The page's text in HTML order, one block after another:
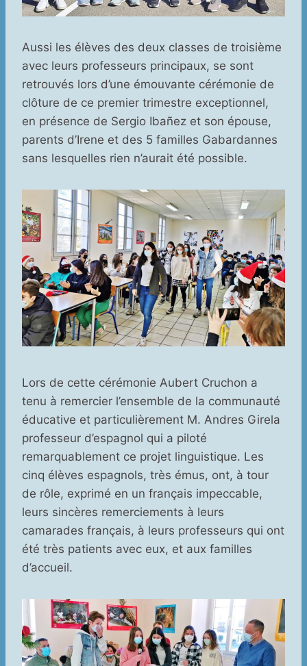
Aussi les élèves des deux classes de troisième
avec leurs professeurs principaux, se sont
retrouvés lors d’une émouvante cérémonie de
clôture de ce premier trimestre exceptionnel,
en présence de Sergio Ibañez et son épouse,
parents d’Irene et des 5 familles Gabardannes
sans lesquelles rien n’aurait été possible.
Lors de cette cérémonie Aubert Cruchon a
tenu à remercier l’ensemble de la communauté
éducative et particulièrement M. Andres Girela
professeur d’espagnol qui a piloté
remarquablement ce projet linguistique. Les
cinq élèves espagnols, très émus, ont, à tour
de rôle, exprimé en un français impeccable,
leurs sincères remerciements à leurs
camarades français, à leurs professeurs qui ont
été très patients avec eux, et aux familles
d’accueil.